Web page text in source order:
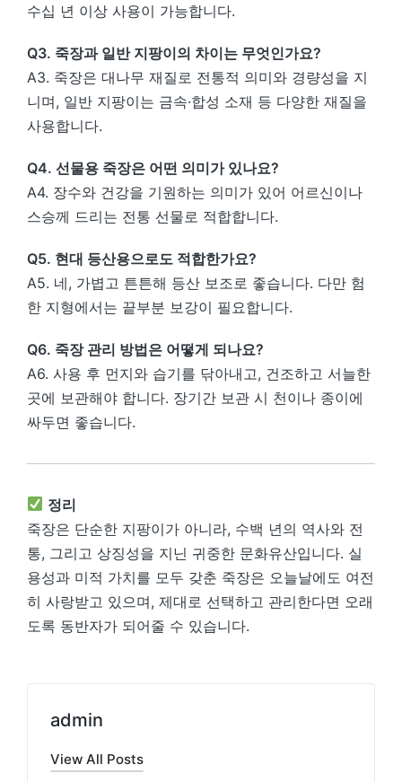
수십 년 이상 사용이 가능합니다.
Q3. 죽장과 일반 지팡이의 차이는 무엇인가요?
A3. 죽장은 대나무 재질로 전통적 의미와 경량성을 지
니며, 일반 지팡이는 금속·합성 소재 등 다양한 재질을
사용합니다.
Q4. 선물용 죽장은 어떤 의미가 있나요?
A4. 장수와 건강을 기원하는 의미가 있어 어르신이나
스승께 드리는 전통 선물로 적합합니다.
Q5. 현대 등산용으로도 적합한가요?
A5. 네, 가볍고 튼튼해 등산 보조로 좋습니다. 다만 험
한 지형에서는 끝부분 보강이 필요합니다.
Q6. 죽장 관리 방법은 어떻게 되나요?
A6. 사용 후 먼지와 습기를 닦아내고, 건조하고 서늘한
곳에 보관해야 합니다. 장기간 보관 시 천이나 종이에
싸두면 좋습니다.
정리
죽장은 단순한 지팡이가 아니라, 수백 년의 역사와 전
통, 그리고 상징성을 지닌 귀중한 문화유산입니다. 실
용성과 미적 가치를 모두 갖춘 죽장은 오늘날에도 여전
히 사랑받고 있으며, 제대로 선택하고 관리한다면 오래
도록 동반자가 되어줄 수 있습니다.
admin
View All Posts